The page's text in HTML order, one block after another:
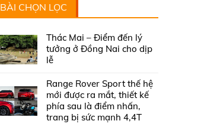
BÀI CHỌN LỌC
Thác Mai – Điểm đến lý
tưởng ở Đồng Nai cho dịp
lễ
Range Rover Sport thế hệ
mới được ra mắt, thiết kế
phía sau là điểm nhấn,
trang bị sức mạnh 4,4T